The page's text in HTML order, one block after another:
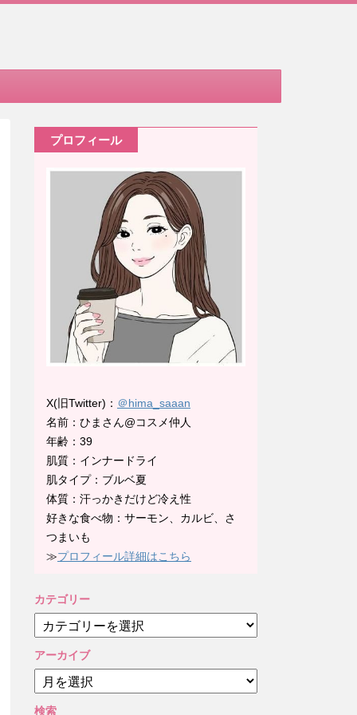
プロフィール
X(旧Twitter)： ＠hima_saaan
名前：ひまさん@コスメ仲人
年齢：39
肌質：インナードライ
肌タイプ：ブルベ夏
体質：汗っかきだけど冷え性
好きな食べ物：サーモン、カルビ、さ
つまいも
≫プロフィール詳細はこちら
カテゴリー
テ
ゴ
リ
ー
アーカイブ
ア
ー
カ
検索